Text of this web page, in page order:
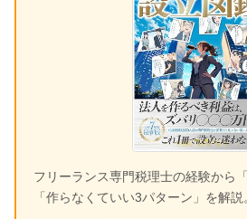
フリーランス専門税理士の経験から
「作らなくていい3パターン」を解説